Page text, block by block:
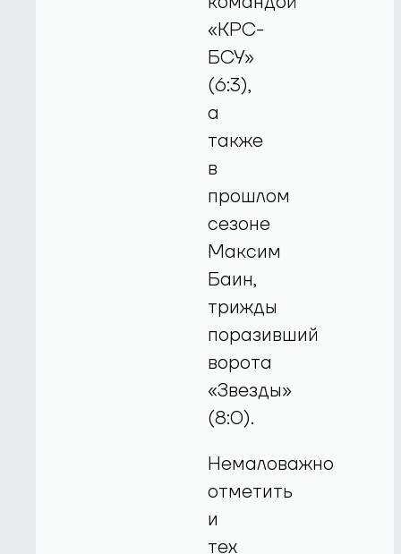
«КРС-
БСУ»
(6:3),
а
также
в
прошлом
сезоне
Максим
Баин,
трижды
поразивший
ворота
«Звезды»
(8:0).
Немаловажно
отметить
и
тех